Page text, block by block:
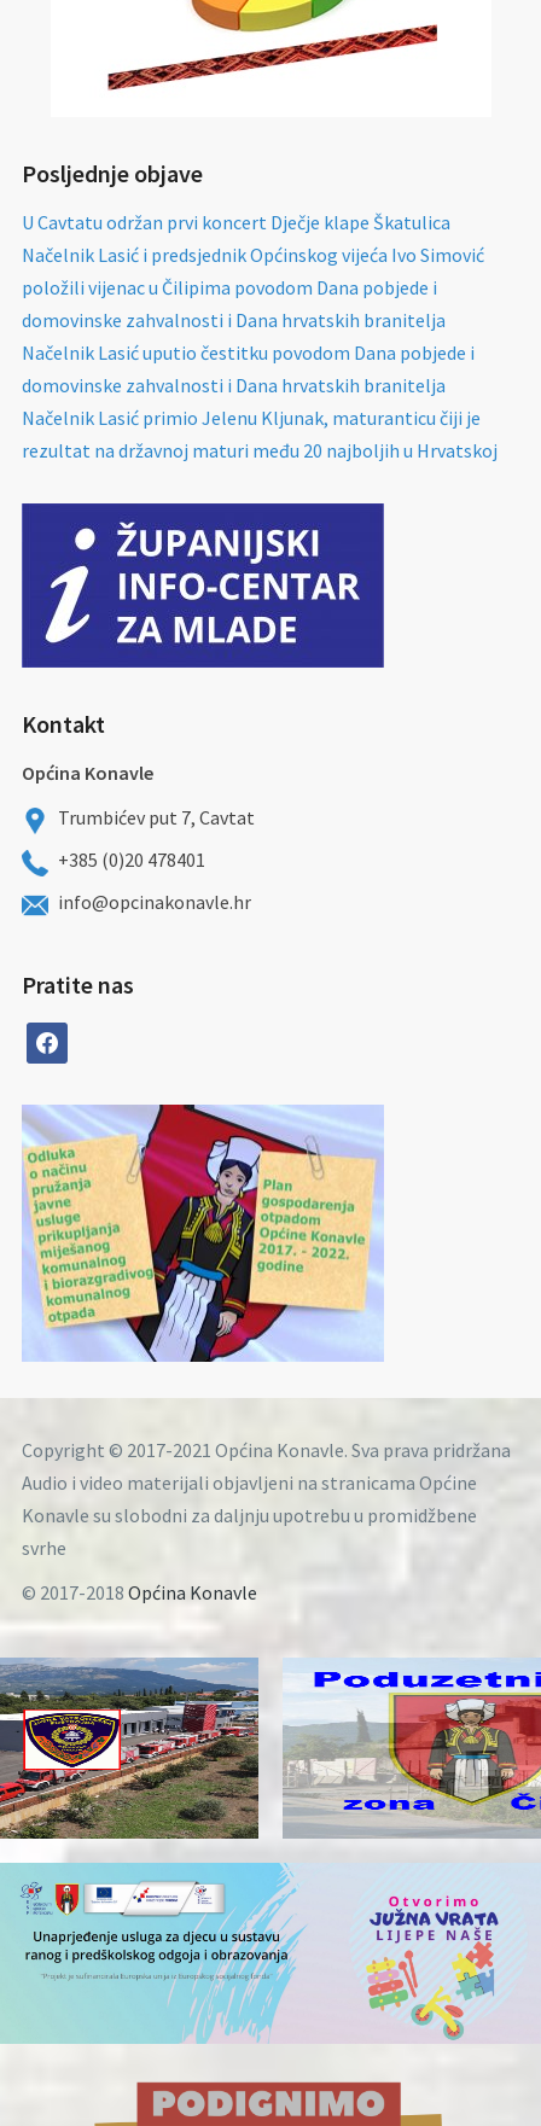
Posljednje objave
U Cavtatu održan prvi koncert Dječje klape Škatulica
Načelnik Lasić i predsjednik Općinskog vijeća Ivo Simović
položili vijenac u Čilipima povodom Dana pobjede i
domovinske zahvalnosti i Dana hrvatskih branitelja
Načelnik Lasić uputio čestitku povodom Dana pobjede i
domovinske zahvalnosti i Dana hrvatskih branitelja
Načelnik Lasić primio Jelenu Kljunak, maturanticu čiji je
rezultat na državnoj maturi među 20 najboljih u Hrvatskoj
Kontakt
Općina Konavle
Trumbićev put 7, Cavtat
+385 (0)20 478401
info@opcinakonavle.hr
Pratite nas
facebook
Copyright © 2017-2021 Općina Konavle. Sva prava pridržana
Audio i video materijali objavljeni na stranicama Općine
Konavle su slobodni za daljnju upotrebu u promidžbene
svrhe
© 2017-2018 Općina Konavle